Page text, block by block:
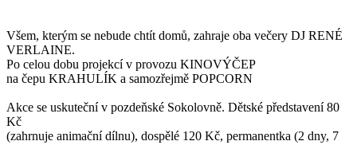
Všem, kterým se nebude chtít domů, zahraje oba večery DJ RENÉ
VERLAINE.
Po celou dobu projekcí v provozu KINOVÝČEP
na čepu KRAHULÍK a samozřejmě POPCORN
Akce se uskuteční v pozdeňské Sokolovně. Dětské představení 80
Kč
(zahrnuje animační dílnu), dospělé 120 Kč, permanentka (2 dny, 7